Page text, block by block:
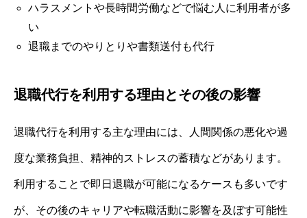
ハラスメントや長時間労働などで悩む人に利用者が多
い
退職までのやりとりや書類送付も代行
退職代行を利用する理由とその後の影響
退職代行を利用する主な理由には、人間関係の悪化や過
度な業務負担、精神的ストレスの蓄積などがあります。
利用することで即日退職が可能になるケースも多いです
が、その後のキャリアや転職活動に影響を及ぼす可能性